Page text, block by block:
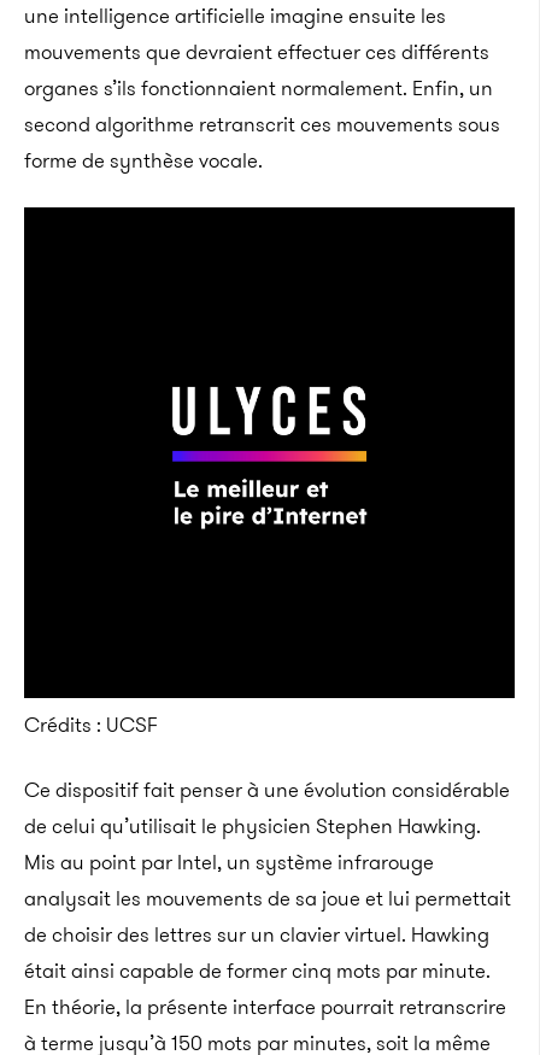
une intelligence artificielle imagine ensuite les
mouvements que devraient effectuer ces différents
organes s’ils fonctionnaient normalement. Enfin, un
second algorithme retranscrit ces mouvements sous
forme de synthèse vocale.
Crédits : UCSF
Ce dispositif fait penser à une évolution considérable
de celui qu’utilisait le physicien Stephen Hawking.
Mis au point par Intel, un système infrarouge
analysait les mouvements de sa joue et lui permettait
de choisir des lettres sur un clavier virtuel. Hawking
était ainsi capable de former cinq mots par minute.
En théorie, la présente interface pourrait retranscrire
à terme jusqu’à 150 mots par minutes, soit la même